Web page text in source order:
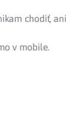
chodiť, ani
v mobile.